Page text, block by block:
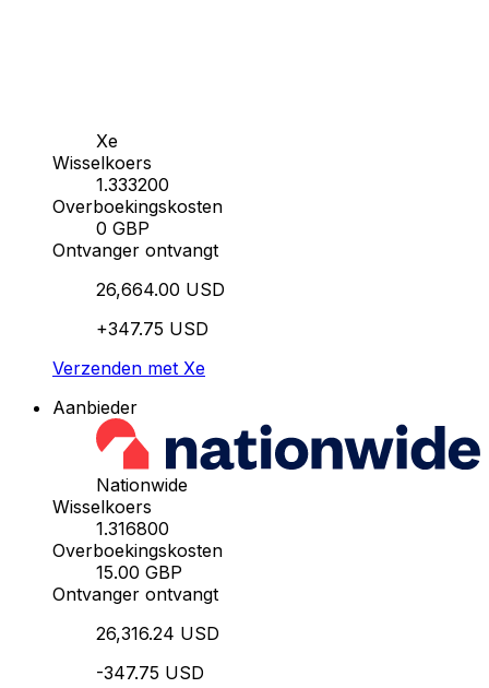
Xe
Wisselkoers
1.333200
Overboekingskosten
0 GBP
Ontvanger ontvangt
26,664.00 USD
+347.75 USD
Verzenden met Xe
Aanbieder
Nationwide
Wisselkoers
1.316800
Overboekingskosten
15.00 GBP
Ontvanger ontvangt
26,316.24 USD
-347.75 USD